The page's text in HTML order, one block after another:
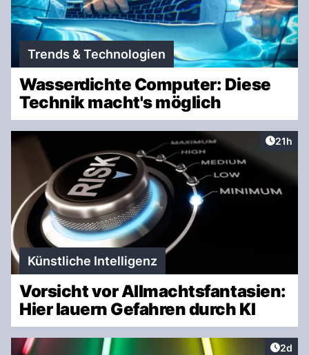
Trends & Technologien
Wasserdichte Computer: Diese
Technik macht's möglich
Artikel
21h
Künstliche Intelligenz
Vorsicht vor Allmachtsfantasien:
Hier lauern Gefahren durch KI
2d